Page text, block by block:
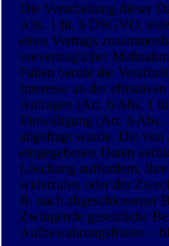
Die Verarbeitung dieser
Abs. 1 lit. b DSGVO,
eines Vertrags
vorvertraglicher
Fällen beruht die
Interesse an der
Anfragen (Art. 6 Abs. 1
Einwilligung (Art. 6 Abs.
abgefragt wurde. Die
eingegebenen Daten
Löschung auffordern,
widerrufen oder der
B. nach abgeschlossener
Zwingende gesetzliche
Aufbewahrungsfristen –